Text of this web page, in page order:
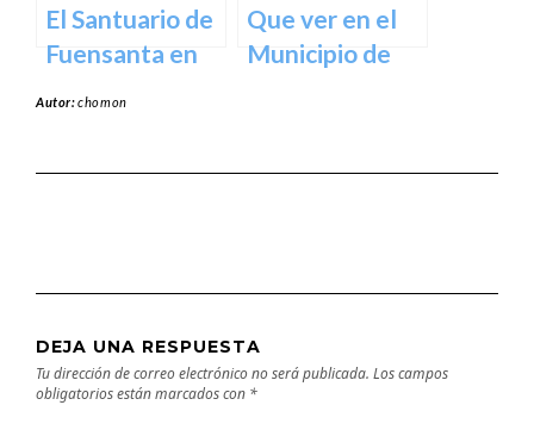
El Santuario de
Fuensanta en
Que ver en el
Municipio de
Autor:chomon
DEJA UNA RESPUESTA
Tu dirección de correo electrónico no será publicada. Los campos
obligatorios están marcados con *